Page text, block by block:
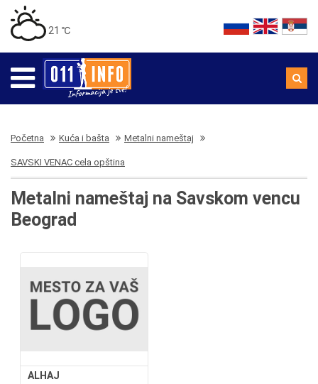
21 ℃
Početna Kuća i bašta Metalni nameštaj
SAVSKI VENAC cela opština
Metalni nameštaj na Savskom vencu
Beograd
ALHAJ